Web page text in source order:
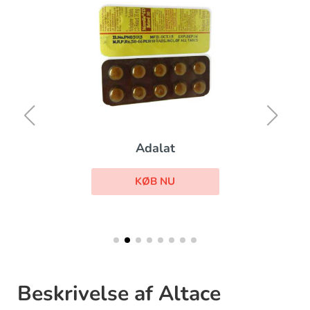
Adalat
KØB NU
Beskrivelse af Altace